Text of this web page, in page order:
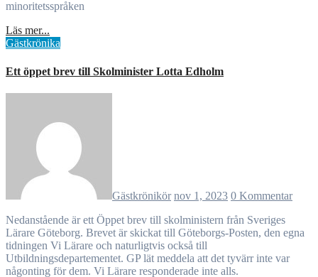
minoritetsspråken
Läs mer...
Gästkrönika
Ett öppet brev till Skolminister Lotta Edholm
Gästkrönikör nov 1, 2023 0 Kommentar
Nedanstående är ett Öppet brev till skolministern från Sveriges
Lärare Göteborg. Brevet är skickat till Göteborgs-Posten, den egna
tidningen Vi Lärare och naturligtvis också till
Utbildningsdepartementet. GP lät meddela att det tyvärr inte var
någonting för dem. Vi Lärare responderade inte alls.